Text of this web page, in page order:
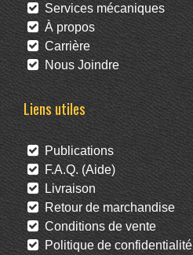
Services mécaniques
À propos
Carrière
Nous Joindre
Liens utiles
Publications
F.A.Q. (Aide)
Livraison
Retour de marchandise
Conditions de vente
Politique de confidentialité